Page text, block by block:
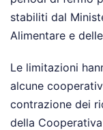
stabiliti dal
Alimentare e
Le limitazioni
alcune
contrazione dei
della